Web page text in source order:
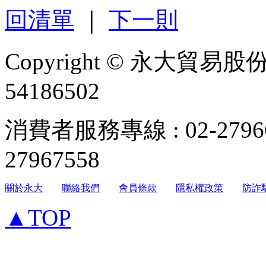
回清單
下一則
Copyright © 永大貿易股
54186502
消費者服務專線 : 02-
27967558
關於永大 聯絡我們 會員條款 隱私權政策 防詐
▲TOP